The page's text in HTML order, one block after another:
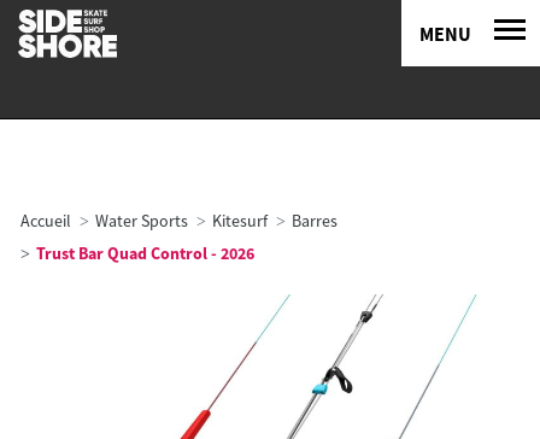
MENU
Accueil Water Sports Kitesurf
Barres
Trust Bar Quad Control - 2026